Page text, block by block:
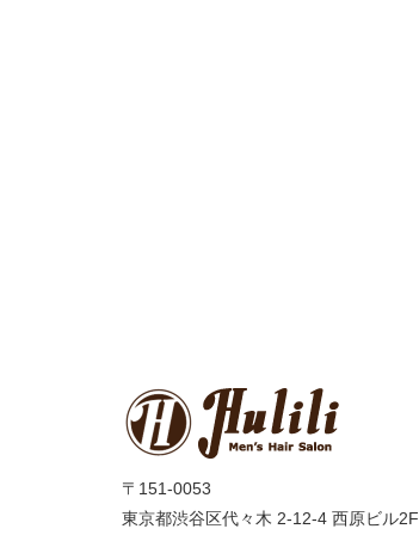
〒151-0053
東京都渋谷区代々木 2-12-4 西原ビル2F